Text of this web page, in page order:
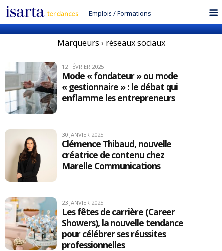
Emplois /Formations
Marqueurs › réseaux sociaux
12 FÉVRIER 2025
Mode « fondateur » ou mode
« gestionnaire » : le débat qui
enflamme les entrepreneurs
30 JANVIER 2025
Clémence Thibaud, nouvelle
créatrice de contenu chez
Marelle Communications
23 JANVIER 2025
Les fêtes de carrière (Career
Showers), la nouvelle tendance
pour célébrer ses réussites
professionnelles